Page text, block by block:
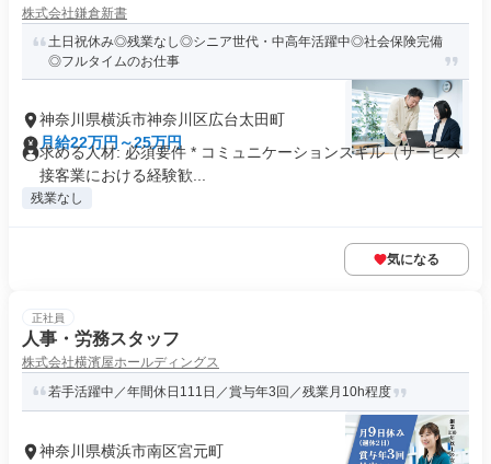
株式会社鎌倉新書
土日祝休み◎残業なし◎シニア世代・中高年活躍中◎社会保険完備
◎フルタイムのお仕事
神奈川県横浜市神奈川区広台太田町
月給22万円～25万円
求める人材: 必須要件 * コミュニケーションスキル（サービス
接客業における経験歓...
残業なし
気になる
正社員
人事・労務スタッフ
株式会社横濱屋ホールディングス
若手活躍中／年間休日111日／賞与年3回／残業月10h程度
神奈川県横浜市南区宮元町